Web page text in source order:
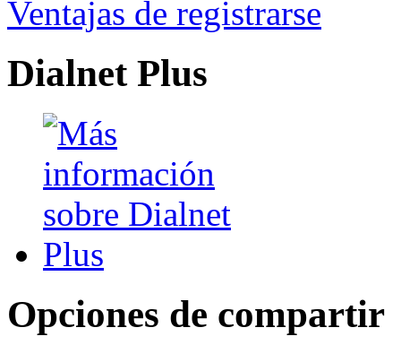
Ventajas de registrarse
Dialnet Plus
Opciones de compartir